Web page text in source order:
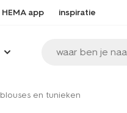
HEMA app inspiratie
waar ben je
blouses en tunieken